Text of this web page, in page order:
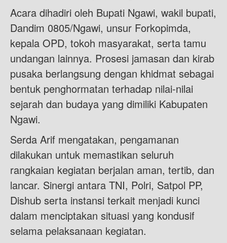
Acara dihadiri oleh Bupati Ngawi, wakil bupati,
Dandim 0805/Ngawi, unsur Forkopimda,
kepala OPD, tokoh masyarakat, serta tamu
undangan lainnya. Prosesi jamasan dan kirab
pusaka berlangsung dengan khidmat sebagai
bentuk penghormatan terhadap nilai-nilai
sejarah dan budaya yang dimiliki Kabupaten
Ngawi.
Serda Arif mengatakan, pengamanan
dilakukan untuk memastikan seluruh
rangkaian kegiatan berjalan aman, tertib, dan
lancar. Sinergi antara TNI, Polri, Satpol PP,
Dishub serta instansi terkait menjadi kunci
dalam menciptakan situasi yang kondusif
selama pelaksanaan kegiatan.